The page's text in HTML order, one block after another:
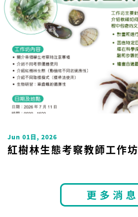
Jun 01日, 2026
紅樹林生態考察教師工作坊